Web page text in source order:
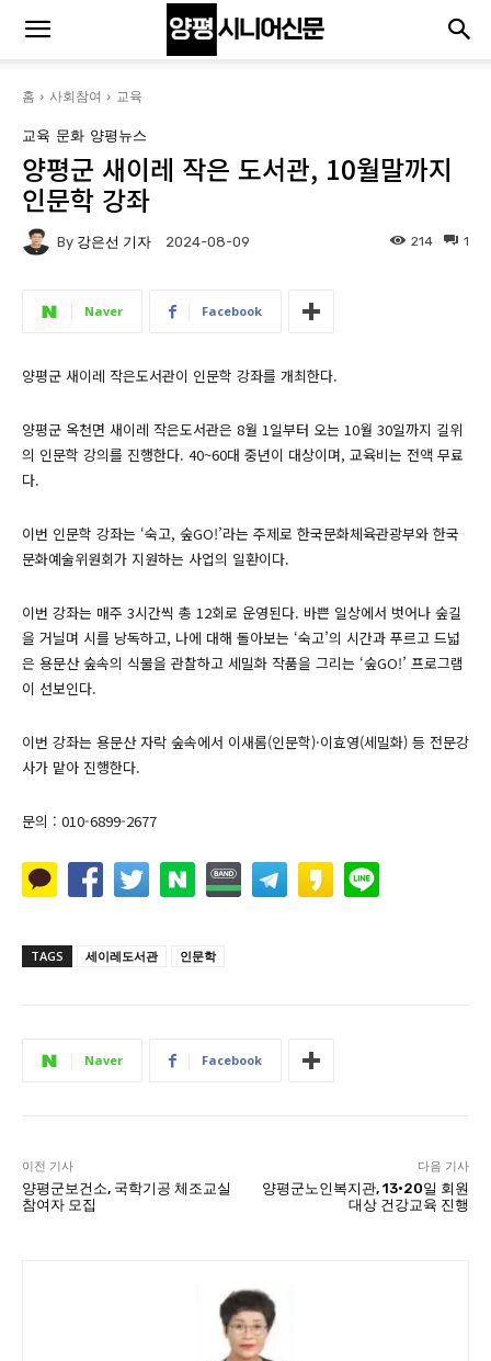
홈 사회참여 교육
교육 문화 양평뉴스
양평군 새이레 작은 도서관, 10월말까지
인문학 강좌
By 강은선 기자 2024-08-09 1
214
Naver Facebook
양평군 새이레 작은도서관이 인문학 강좌를 개최한다.
양평군 옥천면 새이레 작은도서관은 8월 1일부터 오는 10월 30일까지 길위
의 인문학 강의를 진행한다. 40~60대 중년이 대상이며, 교육비는 전액 무료
다.
이번 인문학 강좌는 ‘숙고, 숲GO!’라는 주제로 한국문화체육관광부와 한국
문화예술위원회가 지원하는 사업의 일환이다.
이번 강좌는 매주 3시간씩 총 12회로 운영된다. 바쁜 일상에서 벗어나 숲길
을 거닐며 시를 낭독하고, 나에 대해 돌아보는 ‘숙고’의 시간과 푸르고 드넓
은 용문산 숲속의 식물을 관찰하고 세밀화 작품을 그리는 ‘숲GO!’ 프로그램
이 선보인다.
이번 강좌는 용문산 자락 숲속에서 이새롬(인문학)·이효영(세밀화) 등 전문강
사가 맡아 진행한다.
문의 : 010-6899-2677
TAGS 세이레도서관 인문학
Naver Facebook
이전 기사
양평군보건소, 국학기공 체조교실
참여자 모집
다음 기사
양평군노인복지관, 13·20일 회원
대상 건강교육 진행